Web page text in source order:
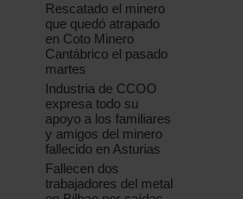
Rescatado el minero
que quedó atrapado
en Coto Minero
Cantábrico el pasado
martes
Industria de CCOO
expresa todo su
apoyo a los familiares
y amigos del minero
fallecido en Asturias
Fallecen dos
trabajadores del metal